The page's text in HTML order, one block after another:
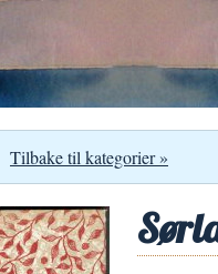
Tilbake til kategorier »